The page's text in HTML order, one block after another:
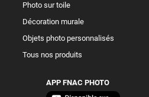
Photo sur toile
Décoration murale
Objets photo personnalisés
Tous nos produits
APP FNAC PHOTO